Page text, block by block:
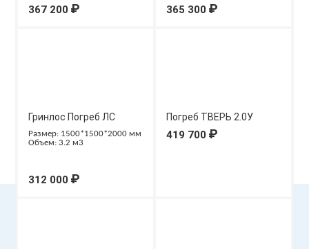
367 200 ₽ 365 300 ₽
Гринлос Погреб ЛС
1500*1500*2000
Размер: 1500*1500*2000 мм
Объем: 3.2 м3
312 000 ₽
Погреб ТВЕРЬ 2.0У
419 700 ₽